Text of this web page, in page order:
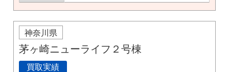
神奈川県
茅ヶ崎ニューライフ２号棟
買取実績